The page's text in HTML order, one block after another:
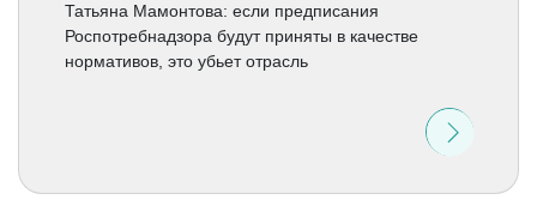
Татьяна Мамонтова: если предписания
Роспотребнадзора будут приняты в качестве
нормативов, это убьет отрасль